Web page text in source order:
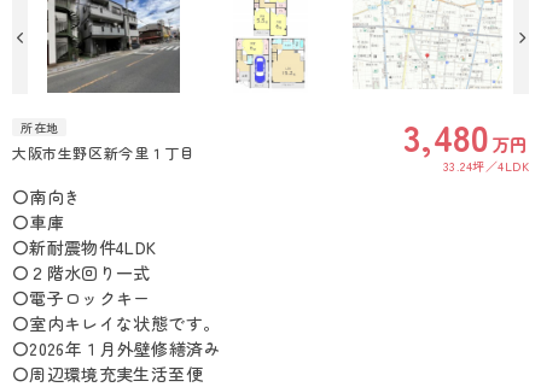
所在地
大阪市生野区新今里１丁目 3,480万円
33.24坪 4LDK
〇南向き
〇車庫
〇新耐震物件4LDK
〇２階水回り一式
〇電子ロックキー
〇室内キレイな状態です。
〇2026年１月外壁修繕済み
〇周辺環境充実生活至便